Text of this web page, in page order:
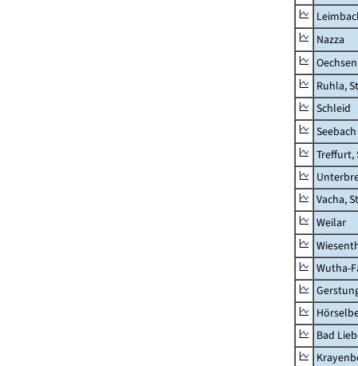
Nazza
Oechsen
Ruhla,
Schleid
Seebach
Treffurt,
Vacha,
Weilar
Wutha-
Bad